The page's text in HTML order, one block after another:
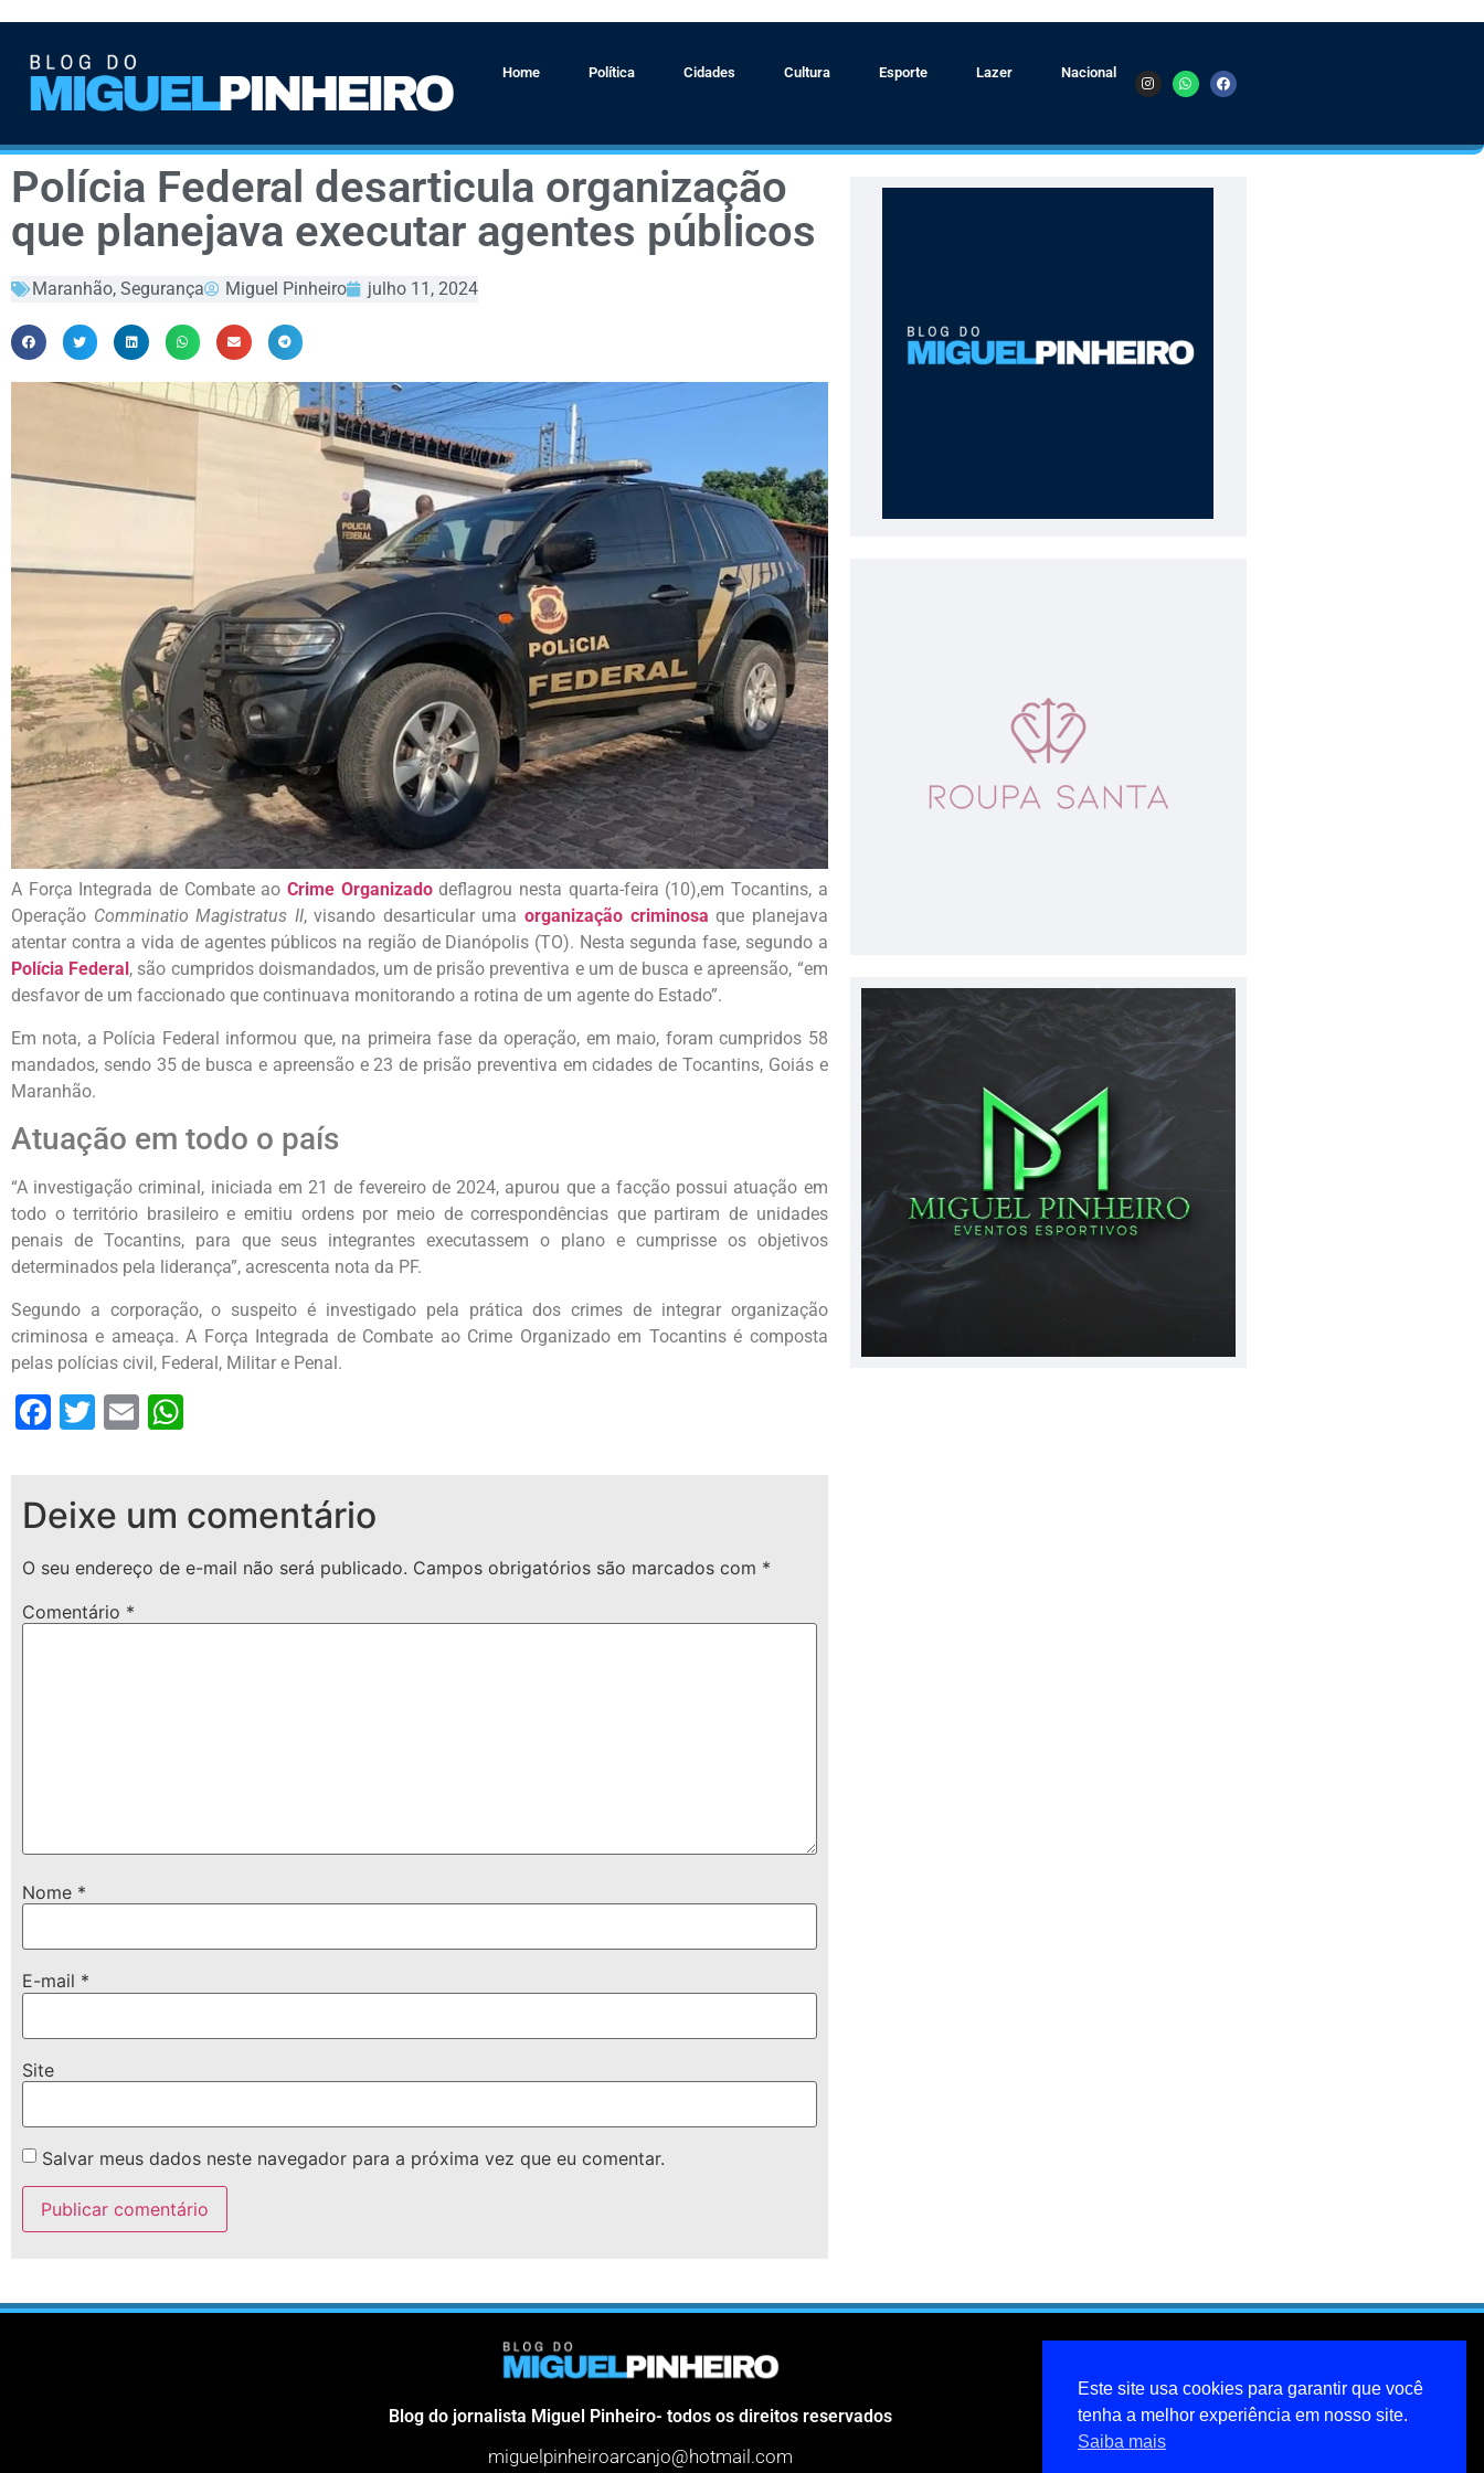
Home Política Cidades Cultura Esporte Lazer Nacional
Polícia Federal desarticula organização
que planejava executar agentes públicos
Maranhão, Segurança Miguel Pinheiro julho 11, 2024
A Força Integrada de Combate ao Crime Organizadodeflagrou nesta quarta-feira (10),em Tocantins, a
Operação Comminatio Magistratus II, visando desarticular uma organização criminosa que planejava
atentar contra a vida de agentes públicos na região de Dianópolis (TO). Nesta segunda fase, segundo a
Polícia Federal , são cumpridos doismandados, um de prisão preventiva e um de busca e apreensão, “em
desfavor de um faccionado que continuava monitorando a rotina de um agente do Estado”.
Em nota, a Polícia Federal informou que, na primeira fase da operação, em maio, foram cumpridos 58
mandados, sendo 35 de busca e apreensão e 23 de prisão preventiva em cidades de Tocantins, Goiás e
Maranhão.
Atuação em todo o país
“A investigação criminal, iniciada em 21 de fevereiro de 2024, apurou que a facção possui atuação em
todo o território brasileiro e emitiu ordens por meio de correspondências que partiram de unidades
penais de Tocantins, para que seus integrantes executassem o plano e cumprisse os objetivos
determinados pela liderança”, acrescenta nota da PF.
Segundo a corporação, o suspeito é investigado pela prática dos crimes de integrar organização
criminosa e ameaça. A Força Integrada de Combate ao Crime Organizado em Tocantins é composta
pelas polícias civil, Federal, Militar e Penal.
Facebook
Twitter
Email
Deixe um comentário
O seu endereço de e-mail não será publicado. Campos obrigatórios são marcados com *
Comentário *
Nome *
E-mail *
Site
Salvar meus dados neste navegador para a próxima vez que eu comentar.
Blog do jornalista Miguel Pinheiro- todos os direitos reservados
miguelpinheiroarcanjo@hotmail.com
Este site usa cookies para garantir que você
tenha a melhor experiência em nosso site.
Saiba mais